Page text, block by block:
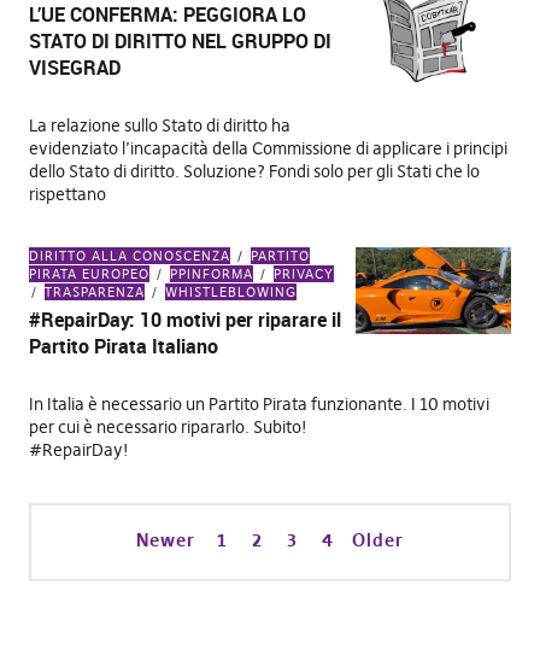
L’UE CONFERMA: PEGGIORA LO
STATO DI DIRITTO NEL GRUPPO DI
VISEGRAD
La relazione sullo Stato di diritto ha
evidenziato l’incapacità della Commissione di applicare i principi
dello Stato di diritto. Soluzione? Fondi solo per gli Stati che lo
rispettano
DIRITTO ALLA CONOSCENZA
PARTITO
PIRATA EUROPEO
PPINFORMA
PRIVACY
TRASPARENZA
WHISTLEBLOWING
#RepairDay: 10 motivi per riparare il
Partito Pirata Italiano
In Italia è necessario un Partito Pirata funzionante. I 10 motivi
per cui è necessario ripararlo. Subito!
#RepairDay!
Newer 1 2 3 4 Older